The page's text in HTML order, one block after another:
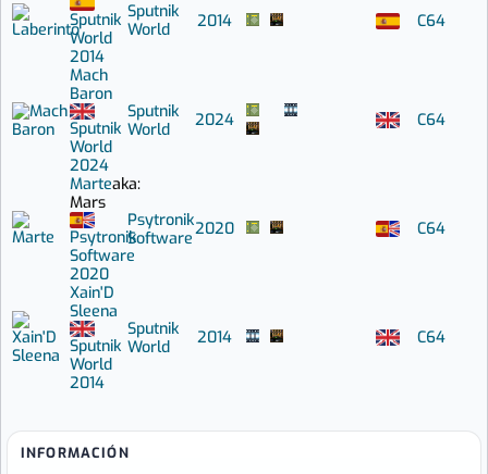
Sputnik
World
2014
Sputnik
World
2014 C64
Mach
Baron
Sputnik
World
2024
Sputnik
World
2024 C64
Marteaka:
Mars
Psytronik
Software
2020
Psytronik
Software2020 C64
Xain'D
Sleena
Sputnik
World
2014
Sputnik
World
2014 C64
INFORMACIÓN